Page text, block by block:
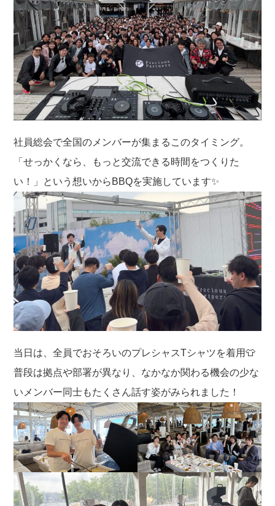
社員総会で全国のメンバーが集まるこのタイミング。
「せっかくなら、もっと交流できる時間をつくりた
い！」という想いからBBQを実施しています✨
当日は、全員でおそろいのプレシャスTシャツを着用👕
普段は拠点や部署が異なり、なかなか関わる機会の少な
いメンバー同士もたくさん話す姿がみられました！